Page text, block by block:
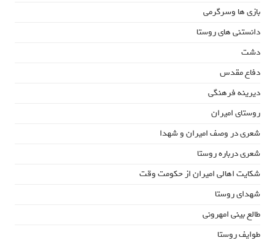
بازی ها وسرگرمی
دانستنی های روستا
دشت
دفاع مقدس
دیرینه فرهنگی
روستای امیران
شعری در وصف امیران و شهدا
شعری درباره روستا
شکایت اهالی امیران از حکومت وقت
شهدای روستا
طالع بینی امهرونی
طوایف روستا